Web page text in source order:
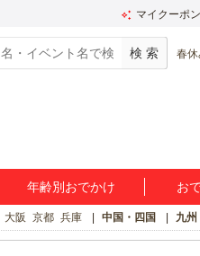
マイクーポン
春休
年齢別おでかけ お
大阪 京都 兵庫 中国・四国 九州